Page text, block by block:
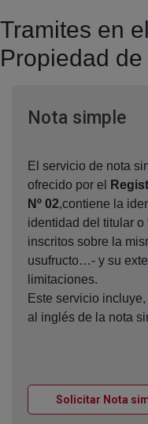
Tramites en
Propiedad de
Nota simple
El servicio de nota
ofrecido por el
Nº 02,contiene la
identidad del titular
inscritos sobre la
usufructo…- y su
limitaciones.
Este servicio
al inglés de la nota
Solicitar Nota